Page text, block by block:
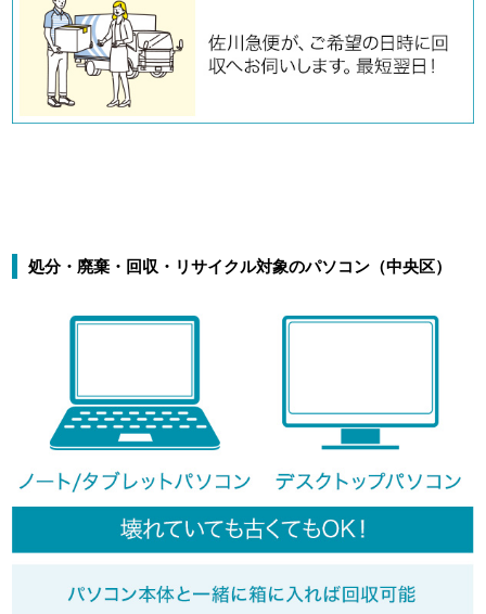
処分・廃棄・回収・リサイクル対象のパソコン（中央区）